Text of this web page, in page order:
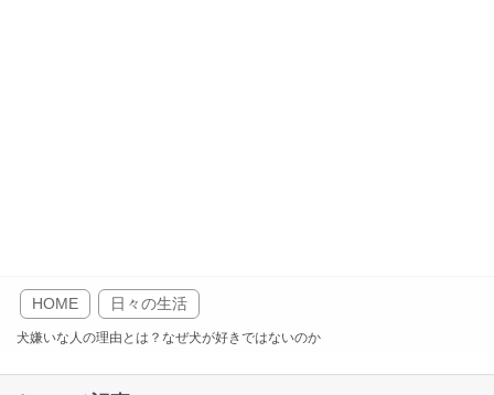
HOME 日々の生活
犬嫌いな人の理由とは？なぜ犬が好きではないのか